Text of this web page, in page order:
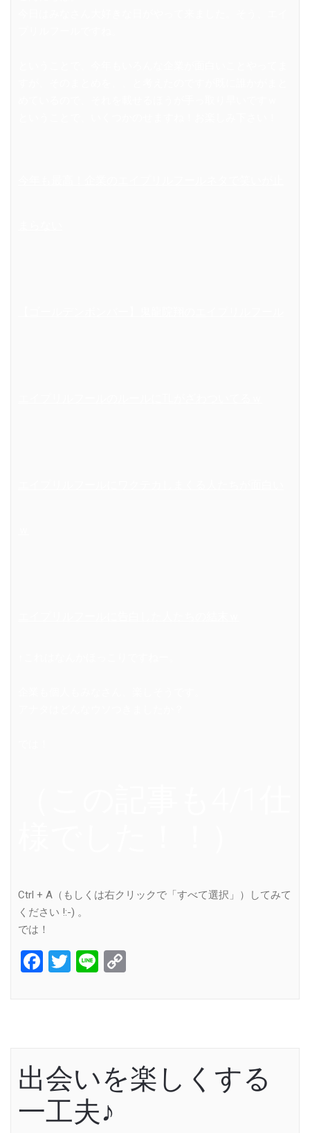
Ctrl + A（もしくは右クリックで「すべて選択」）してみて
ください !:-) 。
では！
Facebook
Twitter
Line
出会いを楽しくする
一工夫♪